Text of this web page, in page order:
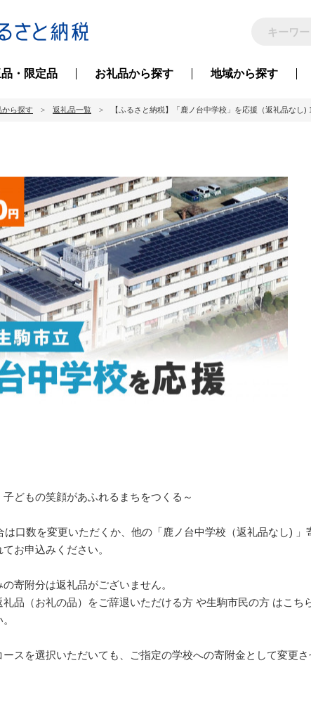
品・限定品 お礼品から探す 地域から探す
から探す 返礼品一覧 【ふるさと納税】「鹿ノ台中学校」を応援（返礼品な
どもの笑顔があふれるまちをつくる～
は口数を変更いただくか、他の「鹿ノ台中学校（返礼品なし) 」
お申込みください。
寄附分は返礼品がございません。
品（お礼の品）をご辞退いただける方 や生駒市民の方 はこち
スを選択いただいても、ご指定の学校への寄附金として変更さ